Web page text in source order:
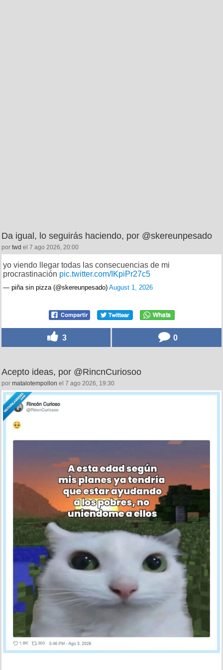
Da igual, lo seguirás haciendo, por @skereunpesado
por twd el 7 ago 2026, 20:00
yo viendo llegar todas las consecuencias de mi
procrastinación pic.twitter.com/IKpiPr27c5
— piña sin pizza (@skereunpesado) August 1, 2026
3 0
Acepto ideas, por @RincnCuriosoo
por matalotempollon el 7 ago 2026, 19:30